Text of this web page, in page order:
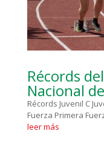
Récords
Nacional
Récords Juvenil C
Fuerza Primera
leer más